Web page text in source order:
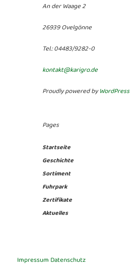
An der Waage 2
26939 Ovelgönne
Tel.: 04483/9282-0
kontakt@karigro.de
Proudly powered byWordPress
Pages
Startseite
Geschichte
Sortiment
Fuhrpark
Zertifikate
Aktuelles
Impressum Datenschutz